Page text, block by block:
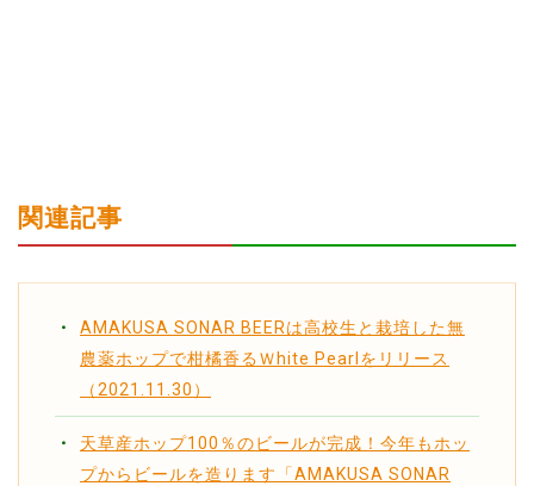
関連記事
AMAKUSA SONAR BEERは高校生と栽培した無
農薬ホップで柑橘香るＷhite Pearlをリリース
（2021.11.30）
天草産ホップ100％のビールが完成！今年もホッ
プからビールを造ります「AMAKUSA SONAR